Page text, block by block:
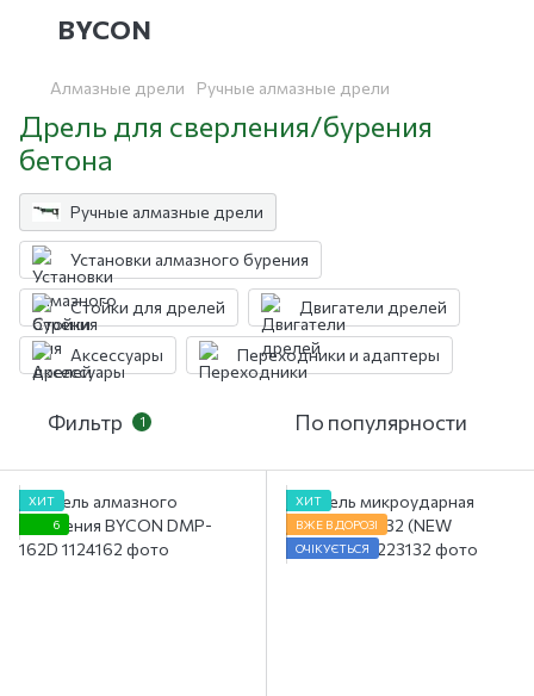
BYCON
Алмазные дрели Ручные алмазные дрели
Дрель для сверления/бурения
бетона
Ручные алмазные дрели
Установки алмазного бурения
Стойки для дрелей Двигатели дрелей
Аксессуары Переходники и адаптеры
Фильтр 1 По популярности
ХИТ
6
ХИТ
ВЖЕ В ДОРОЗІ
ОЧІКУЄТЬСЯ